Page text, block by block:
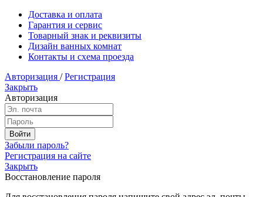
Доставка и оплата
Гарантия и сервис
Товарный знак и реквизиты
Дизайн ванных комнат
Контакты и схема проезда
Авторизация / Регистрация
Закрыть
Авторизация
Забыли пароль?
Регистрация на сайте
Закрыть
Восстановление пароля